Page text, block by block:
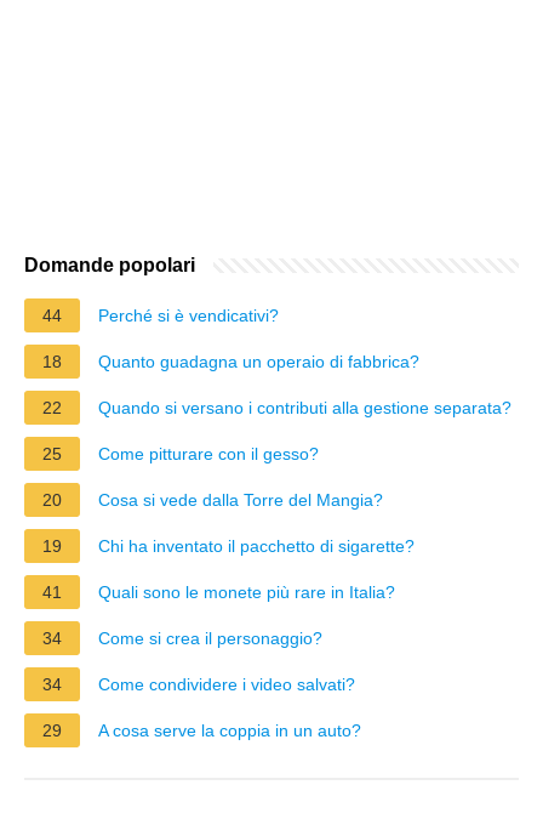
Domande popolari
44 Perché si è vendicativi?
18 Quanto guadagna un operaio di fabbrica?
22 Quando si versano i contributi alla gestione separata?
25 Come pitturare con il gesso?
20 Cosa si vede dalla Torre del Mangia?
19 Chi ha inventato il pacchetto di sigarette?
41 Quali sono le monete più rare in Italia?
34 Come si crea il personaggio?
34 Come condividere i video salvati?
29 A cosa serve la coppia in un auto?